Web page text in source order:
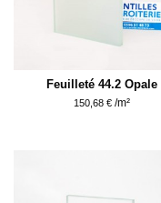
Feuilleté 44.2 Opale
150,68 € /m²